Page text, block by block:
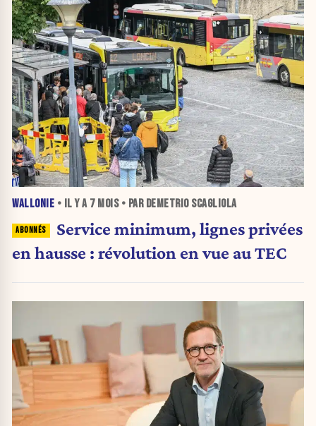
WALLONIE • IL Y A 7 MOIS• PAR DEMETRIO SCAGLIOLA
Service minimum, lignes privées
en hausse : révolution en vue au TEC